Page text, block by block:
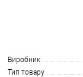
Виробник
Тип товару